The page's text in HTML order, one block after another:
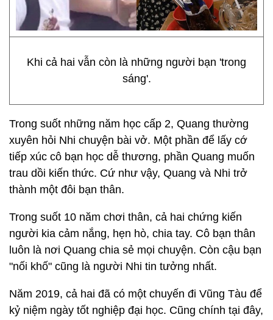
Khi cả hai vẫn còn là những người bạn 'trong
sáng'.
Trong suốt những năm học cấp 2, Quang thường
xuyên hỏi Nhi chuyện bài vở. Một phần để lấy cớ
tiếp xúc cô bạn học dễ thương, phần Quang muốn
trau dồi kiến thức. Cứ như vậy, Quang và Nhi trở
thành một đôi bạn thân.
Trong suốt 10 năm chơi thân, cả hai chứng kiến
người kia cảm nắng, hẹn hò, chia tay. Cô bạn thân
luôn là nơi Quang chia sẻ mọi chuyện. Còn cậu bạn
"nối khố" cũng là người Nhi tin tưởng nhất.
Năm 2019, cả hai đã có một chuyến đi Vũng Tàu để
kỷ niệm ngày tốt nghiệp đại học. Cũng chính tại đây,